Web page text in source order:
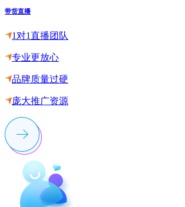
带货直播
1对1直播团队
专业更放心
品牌质量过硬
庞大推广资源